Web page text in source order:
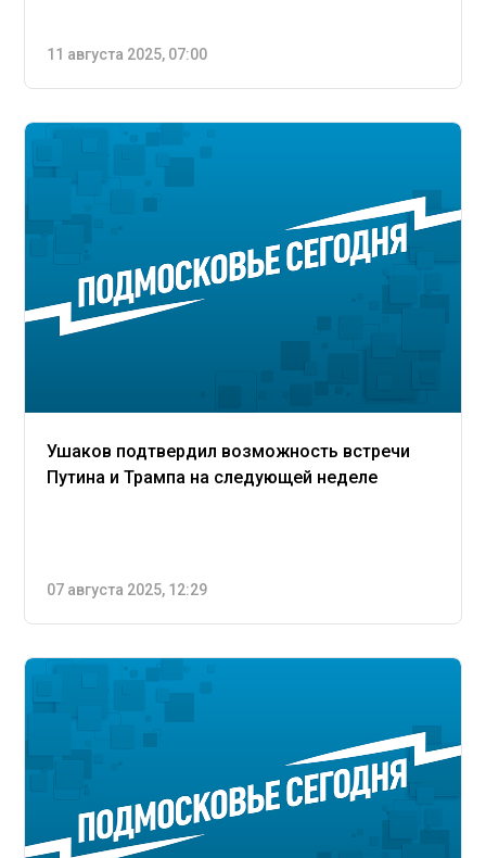
11 августа 2025, 07:00
Ушаков подтвердил возможность встречи
Путина и Трампа на следующей неделе
07 августа 2025, 12:29